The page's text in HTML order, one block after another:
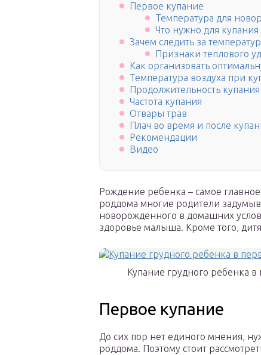
Первое купание
Температура для
Что нужно для купания
Зачем следить за
Признаки теплового
Как организовать
Температура воздуха при
Продолжительность купания
Частота купания
Отвары трав
Плач во время и после
Рекомендации
Видео
Рождение ребенка – самое
роддома многие родители
новорожденного в домашних
здоровье малыша. Кроме того,
Купание грудного ребенка
Первое купание
До сих пор нет единого мнения,
роддома. Поэтому стоит